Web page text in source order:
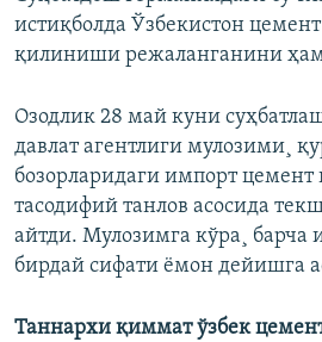
истиқболда Ўзбекистон
қилиниши режаланганини
Озодлик 28 май куни
давлат агентлиги мулозими¸
бозорларидаги импорт
тасодифий танлов асосида
айтди. Мулозимга кўра¸
бирдай сифати ëмон дейишга
Таннархи қиммат ўзбек